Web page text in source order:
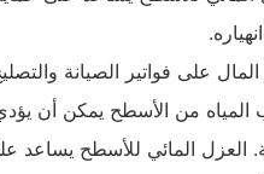
المال على فواتير الصيانة
من الأسطح يمكن أن
العزل المائي للأسطح يساعد